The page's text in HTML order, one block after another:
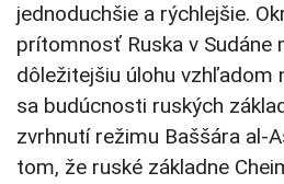
jednoduchšie a rýchlejšie.
prítomnosť Ruska v Sudáne
dôležitejšiu úlohu vzhľadom
sa budúcnosti ruských
zvrhnutí režimu Baššára al-
tom, že ruské základne